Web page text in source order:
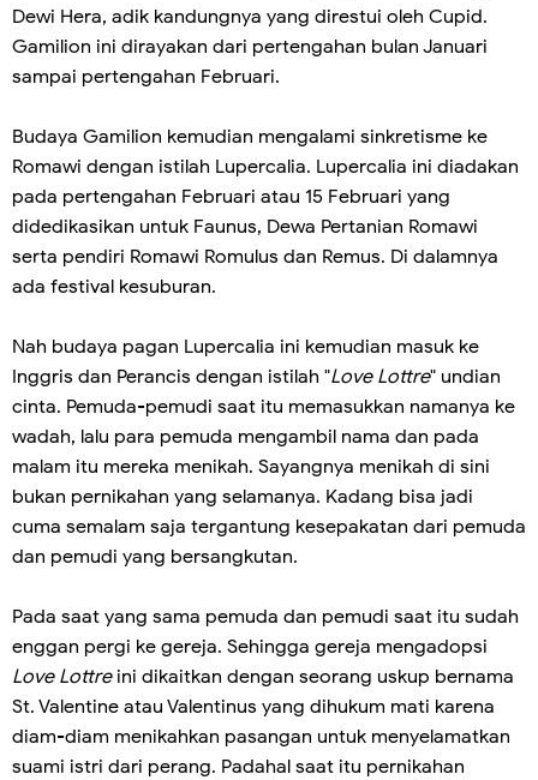
Dewi Hera, adik kandungnya yang direstui oleh Cupid.
Gamilion ini dirayakan dari pertengahan bulan Januari
sampai pertengahan Februari.
Budaya Gamilion kemudian mengalami sinkretisme ke
Romawi dengan istilah Lupercalia. Lupercalia ini diadakan
pada pertengahan Februari atau 15 Februari yang
didedikasikan untuk Faunus, Dewa Pertanian Romawi
serta pendiri Romawi Romulus dan Remus. Di dalamnya
ada festival kesuburan.
Nah budaya pagan Lupercalia ini kemudian masuk ke
Inggris dan Perancis dengan istilah "Love Lottre" undian
cinta. Pemuda-pemudi saat itu memasukkan namanya ke
wadah, lalu para pemuda mengambil nama dan pada
malam itu mereka menikah. Sayangnya menikah di sini
bukan pernikahan yang selamanya. Kadang bisa jadi
cuma semalam saja tergantung kesepakatan dari pemuda
dan pemudi yang bersangkutan.
Pada saat yang sama pemuda dan pemudi saat itu sudah
enggan pergi ke gereja. Sehingga gereja mengadopsi
Love Lottreini dikaitkan dengan seorang uskup bernama
St. Valentine atau Valentinus yang dihukum mati karena
diam-diam menikahkan pasangan untuk menyelamatkan
suami istri dari perang. Padahal saat itu pernikahan